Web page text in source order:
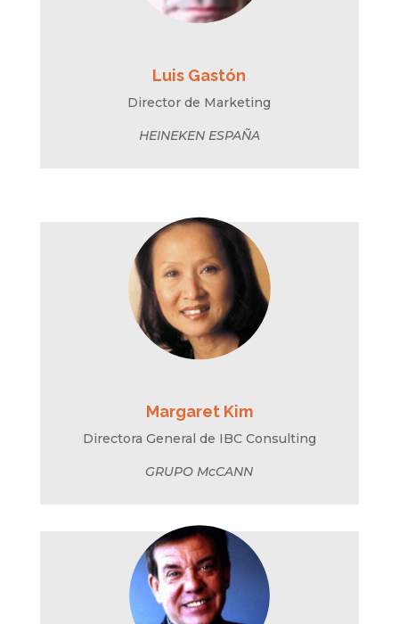
Luis Gastón
Director de Marketing
HEINEKEN ESPAÑA
Margaret Kim
Directora General de IBC Consulting
GRUPO McCANN